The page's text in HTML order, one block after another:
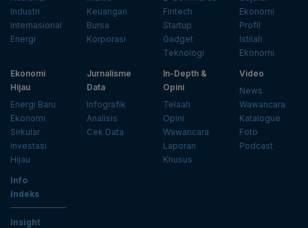
Industri
Internasional
Energi
Keuangan
Bursa
Korporasi
Fintech
Startup
Gadget
Teknologi
Ekonomi
Profil
Istilah
Ekonomi
Ekonomi
Hijau
Energi Baru
Ekonomi
Sirkular
Investasi
Hijau
Jurnalisme
Data
Infografik
Analisis
Cek Data
In-Depth &
Opini
Telaah
Opini
Wawancara
Laporan
Khusus
Video
News
Wawancara
Katalogue
Foto
Podcast
Info
Indeks
Insight